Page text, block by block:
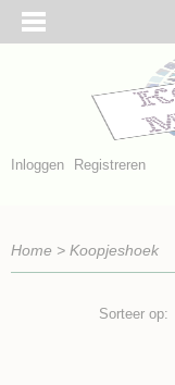
Inloggen Registreren
Home > Koopjeshoek
Sorteer op: